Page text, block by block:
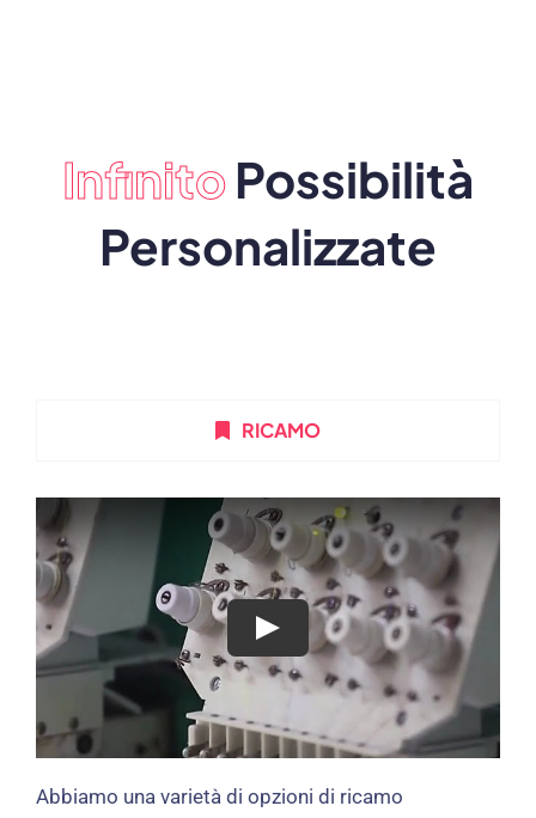
InfinitoPossibilità
Personalizzate
RICAMO
Abbiamo una varietà di opzioni di ricamo